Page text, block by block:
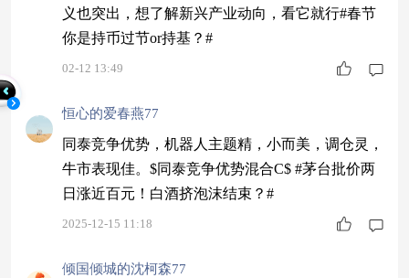
义也突出，想了解新兴产业动向，看它就行#春节
你是持币过节or持基？#
02-12 13:49
恒心的爱春燕77
同泰竞争优势，机器人主题精，小而美，调仓灵，
牛市表现佳。$同泰竞争优势混合C$ #茅台批价两
日涨近百元！白酒挤泡沫结束？#
2025-12-15 11:18
倾国倾城的沈柯森77